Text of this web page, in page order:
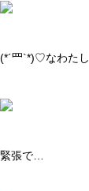
(*´罒`*)♡なわたし
緊張で…